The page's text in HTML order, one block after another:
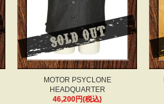
MOTOR PSYCLONE
HEADQUARTER
46,200円(税込)